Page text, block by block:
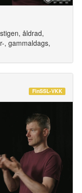
åldrad,
, gammaldags,
FinSSL-VKK